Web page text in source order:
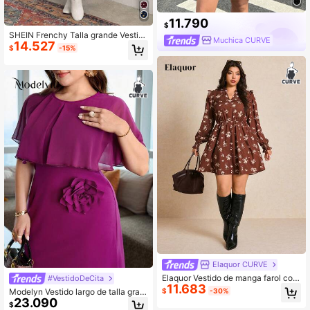
SHEIN Frenchy Talla grande Vestid
o con estampado floral de manga c
on volante de muslo con abertura
$14.527 -15%
#VestidoDeCita
Modelyn Vestido largo de talla gran
de de unicolor de gasa de punto co
$23.090
$11.790
Muchica CURVE
Elaquor CURVE
Elaquor Vestido de manga farol con
estampado floral vintage elegante d
e talla grande, otoño
$11.683 -30%